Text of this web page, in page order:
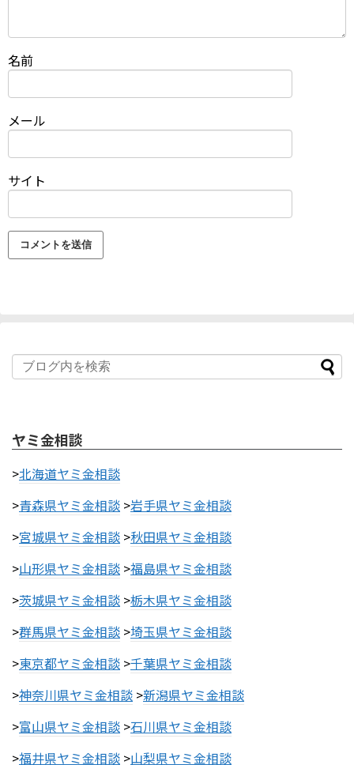
名前
メール
サイト
ヤミ金相談
>北海道ヤミ金相談
>青森県ヤミ金相談 >岩手県ヤミ金相談
>宮城県ヤミ金相談 >秋田県ヤミ金相談
>山形県ヤミ金相談 >福島県ヤミ金相談
>茨城県ヤミ金相談 >栃木県ヤミ金相談
>群馬県ヤミ金相談 >埼玉県ヤミ金相談
>東京都ヤミ金相談 >千葉県ヤミ金相談
>神奈川県ヤミ金相談 >新潟県ヤミ金相談
>富山県ヤミ金相談 >石川県ヤミ金相談
>福井県ヤミ金相談 >山梨県ヤミ金相談